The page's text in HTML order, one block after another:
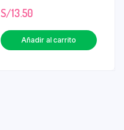
S/13.50
Añadir al carrito